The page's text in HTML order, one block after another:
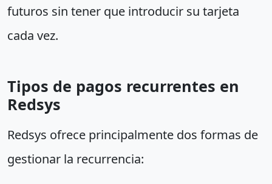
futuros sin tener que introducir su tarjeta
cada vez.
Tipos de pagos recurrentes en
Redsys
Redsys ofrece principalmente dos formas de
gestionar la recurrencia: